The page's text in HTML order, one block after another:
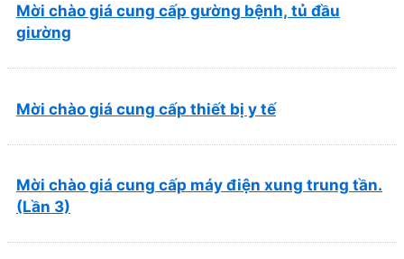
Mời chào giá cung cấp gường bệnh, tủ đầu
giường
Mời chào giá cung cấp thiết bị y tế
Mời chào giá cung cấp máy điện xung trung tần.
(Lần 3)